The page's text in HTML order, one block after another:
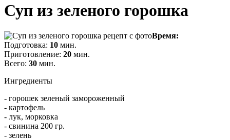
Суп из зеленого горошка
Время:
Подготовка: 10 мин.
Приготовление: 20 мин.
Всего: 30 мин.
Ингредиенты
- горошек зеленый замороженный
- картофель
- лук, морковка
- свинина 200 гр.
- зелень